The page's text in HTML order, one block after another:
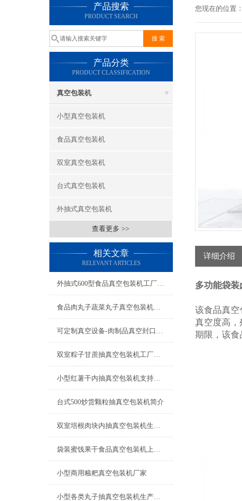
产品搜索
PRODUCT SEARCH
产品分类
PRODUCT CLASSIFICATION
真空包装机
小型真空包装机
食品真空包装机
双室真空包装机
台式真空包装机
外抽式真空包装机
查看更多 >>
相关文章
RELEVANT ARTICLES
外抽式600型食品真空包装机工厂生产
食品肉丸子蔬菜丸子真空包装机操作简单
可定制真空设备-肉制品真空封口机-食品真空包装机厂家
双室粽子甘蔗抽真空包装机工厂生产
小型红薯干内抽真空包装机支持定制
台式500炒货颗粒抽真空包装机简介
双室培根肉块内抽真空包装机生产厂家
袋装蜜饯果干食品真空包装机上海厂家
小型商用糍粑真空包装机厂家
小型各类丸子抽真空包装机生产厂家
您现在的位置：
详细介绍
多功能袋
该食品真
真空度高
期限，该食